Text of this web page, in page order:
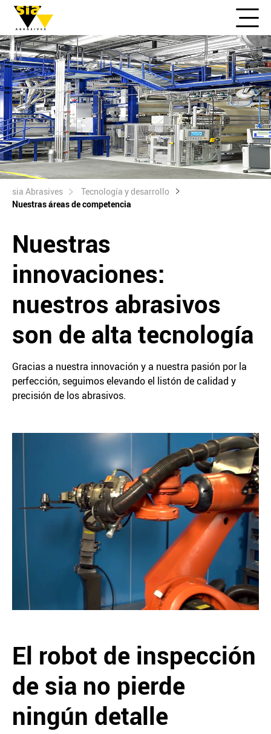
sia Abrasives
Tecnología y desarrollo
Nuestras áreas de competencia
Nuestras
innovaciones:
nuestros abrasivos
son de alta tecnología
Gracias a nuestra innovación y a nuestra pasión por la
perfección, seguimos elevando el listón de calidad y
precisión de los abrasivos.
El robot de inspección
de sia no pierde
ningún detalle